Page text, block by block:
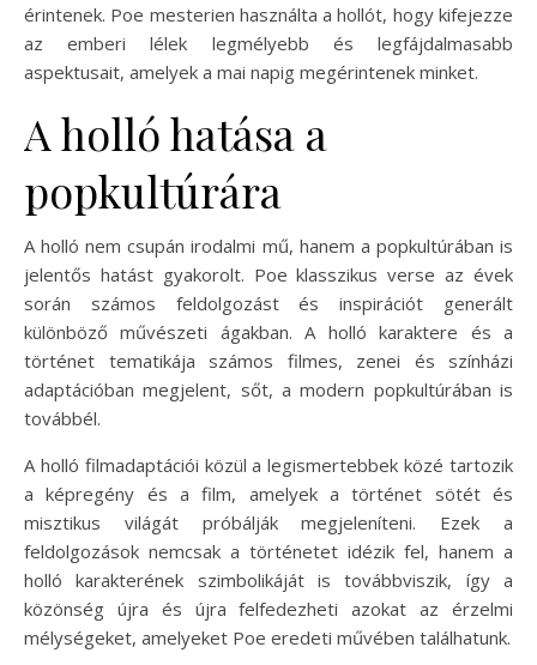
érintenek. Poe mesterien használta a hollót, hogy kifejezze
az emberi lélek legmélyebb és legfájdalmasabb
aspektusait, amelyek a mai napig megérintenek minket.
A holló hatása a
popkultúrára
A holló nem csupán irodalmi mű, hanem a popkultúrában is
jelentős hatást gyakorolt. Poe klasszikus verse az évek
során számos feldolgozást és inspirációt generált
különböző művészeti ágakban. A holló karaktere és a
történet tematikája számos filmes, zenei és színházi
adaptációban megjelent, sőt, a modern popkultúrában is
továbbél.
A holló filmadaptációi közül a legismertebbek közé tartozik
a képregény és a film, amelyek a történet sötét és
misztikus világát próbálják megjeleníteni. Ezek a
feldolgozások nemcsak a történetet idézik fel, hanem a
holló karakterének szimbolikáját is továbbviszik, így a
közönség újra és újra felfedezheti azokat az érzelmi
mélységeket, amelyeket Poe eredeti művében találhatunk.